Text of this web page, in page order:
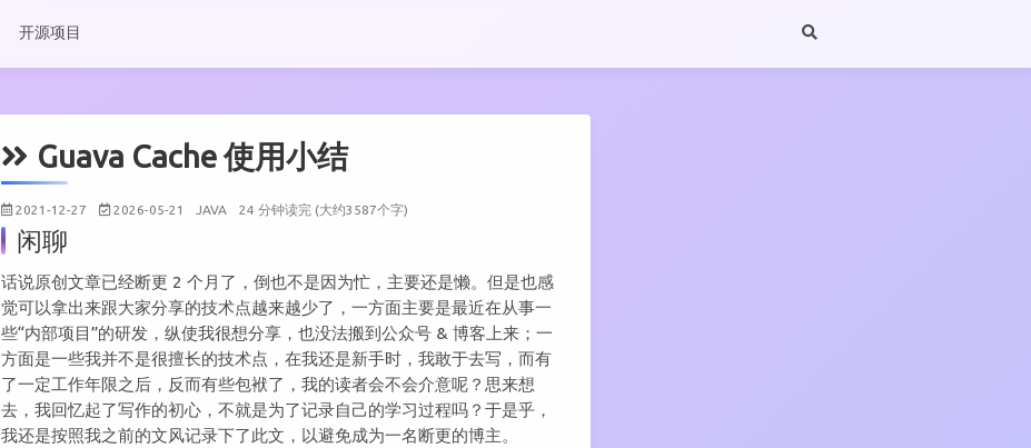
开源项目
Guava Cache 使用小结
2021-12-27 2026-05-21 JAVA 24 分钟读完 (大约3587个字)
闲聊
话说原创文章已经断更 2 个月了，倒也不是因为忙，主要还是懒。但是也感
觉可以拿出来跟大家分享的技术点越来越少了，一方面主要是最近在从事一
些“内部项目”的研发，纵使我很想分享，也没法搬到公众号 & 博客上来；一
方面是一些我并不是很擅长的技术点，在我还是新手时，我敢于去写，而有
了一定工作年限之后，反而有些包袱了，我的读者会不会介意呢？思来想
去，我回忆起了写作的初心，不就是为了记录自己的学习过程吗？于是乎，
我还是按照我之前的文风记录下了此文，以避免成为一名断更的博主。